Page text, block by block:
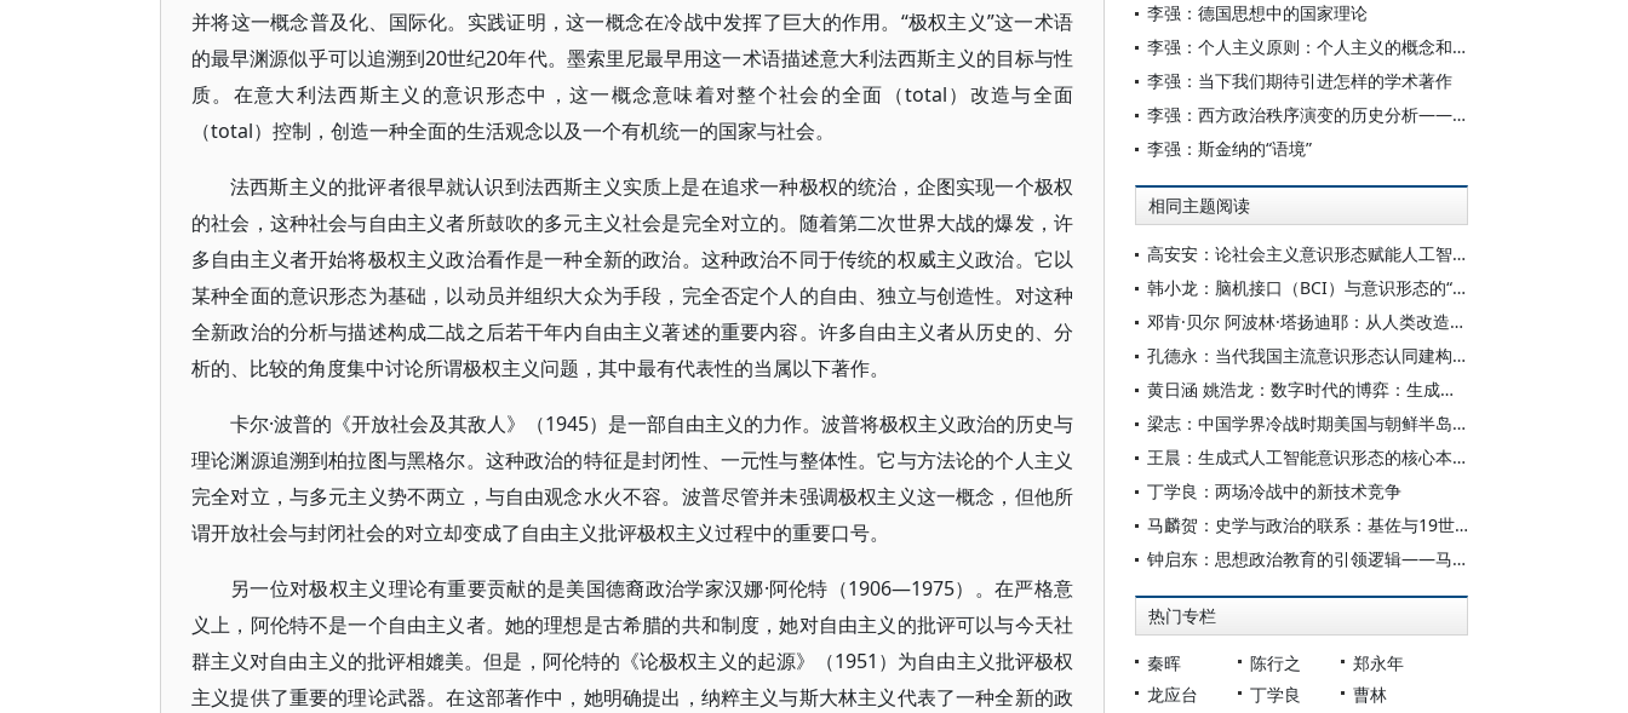
并将这一概念普及化、国际化。实践证明，这一概念在冷战中发挥了巨大的作用。“极权主义”这一术语
的最早渊源似乎可以追溯到20世纪20年代。墨索里尼最早用这一术语描述意大利法西斯主义的目标与性
质。在意大利法西斯主义的意识形态中，这一概念意味着对整个社会的全面（total）改造与全面
（total）控制，创造一种全面的生活观念以及一个有机统一的国家与社会。
法西斯主义的批评者很早就认识到法西斯主义实质上是在追求一种极权的统治，企图实现一个极权
的社会，这种社会与自由主义者所鼓吹的多元主义社会是完全对立的。随着第二次世界大战的爆发，许
多自由主义者开始将极权主义政治看作是一种全新的政治。这种政治不同于传统的权威主义政治。它以
某种全面的意识形态为基础，以动员并组织大众为手段，完全否定个人的自由、独立与创造性。对这种
全新政治的分析与描述构成二战之后若干年内自由主义著述的重要内容。许多自由主义者从历史的、分
析的、比较的角度集中讨论所谓极权主义问题，其中最有代表性的当属以下著作。
卡尔·波普的《开放社会及其敌人》（1945）是一部自由主义的力作。波普将极权主义政治的历史与
理论渊源追溯到柏拉图与黑格尔。这种政治的特征是封闭性、一元性与整体性。它与方法论的个人主义
完全对立，与多元主义势不两立，与自由观念水火不容。波普尽管并未强调极权主义这一概念，但他所
谓开放社会与封闭社会的对立却变成了自由主义批评极权主义过程中的重要口号。
另一位对极权主义理论有重要贡献的是美国德裔政治学家汉娜·阿伦特（1906—1975）。在严格意
义上，阿伦特不是一个自由主义者。她的理想是古希腊的共和制度，她对自由主义的批评可以与今天社
群主义对自由主义的批评相媲美。但是，阿伦特的《论极权主义的起源》（1951）为自由主义批评极权
主义提供了重要的理论武器。在这部著作中，她明确提出，纳粹主义与斯大林主义代表了一种全新的政
李强：德国思想中的国家理论
李强：个人主义原则：个人主义的概念和起源
李强：当下我们期待引进怎样的学术著作
李强：西方政治秩序演变的历史分析——沃格林《政治观念史稿》述评
李强：斯金纳的“语境”
相同主题阅读
高安安：论社会主义意识形态赋能人工智能大模型“价值对齐”
韩小龙：脑机接口（BCI）与意识形态的“神经殖民”风险
邓肯·贝尔 阿波林·塔扬迪耶：从人类改造到宇宙殖民——超人类主义与科学的乌托邦
孔德永：当代我国主流意识形态认同建构的有效途径
黄日涵 姚浩龙：数字时代的博弈：生成式人工智能对国家意识形态安全的影响
梁志：中国学界冷战时期美国与朝鲜半岛关系研究：成就、缺憾与进路
王晨：生成式人工智能意识形态的核心本质、渗透机制与治理要义
丁学良：两场冷战中的新技术竞争
马麟贺：史学与政治的联系：基佐与19世纪法国两大史学研究机构的建立
钟启东：思想政治教育的引领逻辑——马克思关于思想政治教育过程的规律性认识
热门专栏
秦晖 陈行之
郑永年
龙应台
丁学良
曹林